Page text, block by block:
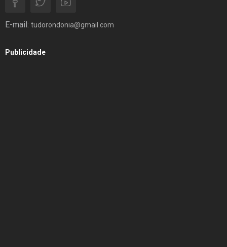
E-mail: tudorondonia@gmail.com
Publicidade